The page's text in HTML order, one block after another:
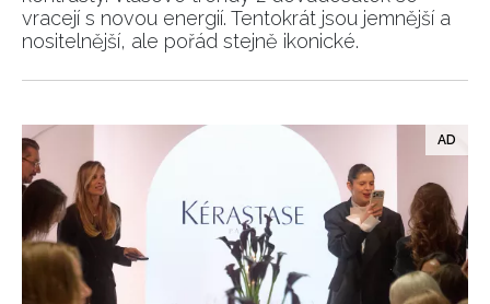
vracejí s novou energií. Tentokrát jsou jemnější a
nositelnější, ale pořád stejně ikonické.